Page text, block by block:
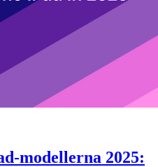
modellerna 2025: